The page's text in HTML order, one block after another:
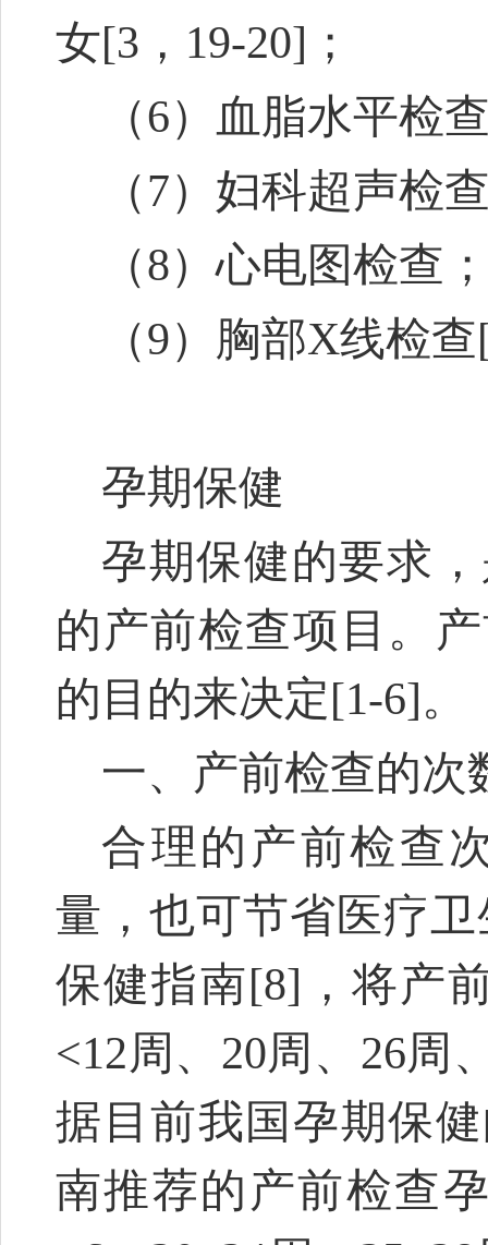
女[3，19-20] ；
（6）血脂水平检
（7）妇科超声检
（8）心电图检查
（9）胸部X线检查
孕期保健
孕期保健的要求
的产前检查项目。
的目的来决定[1-6]。
一、产前检查的次
合理的产前检查
量，也可节省医疗
保健指南[8] ，将产
<12周、20周、26周
据目前我国孕期保
南推荐的产前检查